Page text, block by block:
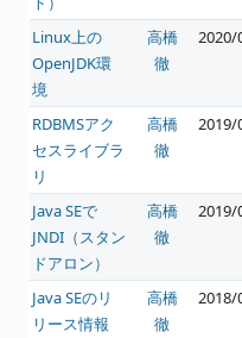
Linux上の
OpenJDK環
境
高橋
徹
2020/
RDBMSアク
セスライブラ
リ
高橋
徹
2019/
Java SEで
JNDI（スタン
ドアロン）
高橋
徹
2019/
Java SEのリ
リース情報
高橋
徹
2018/